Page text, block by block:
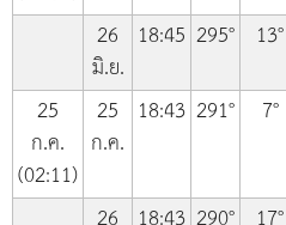
26
มิ.ย.
18:45 295° 13°
25
ก.ค.
(02:11)
25
ก.ค.
18:43 291° 7°